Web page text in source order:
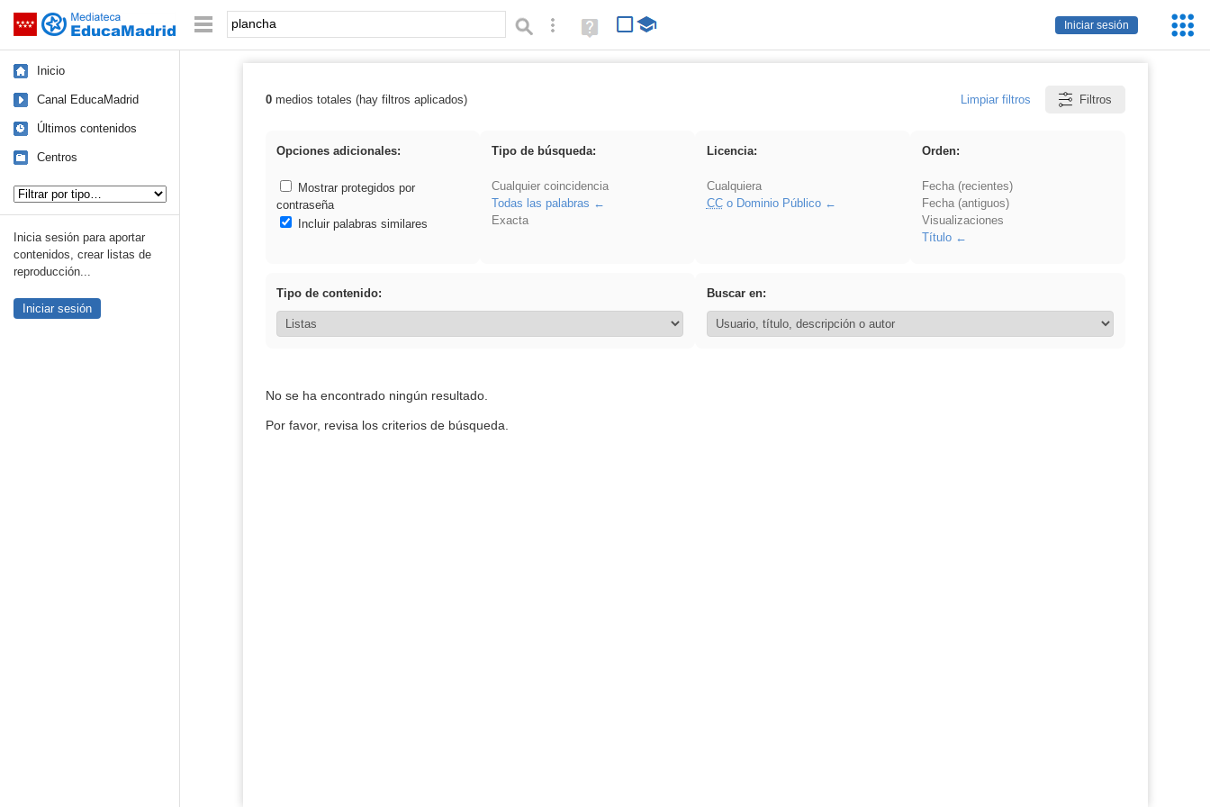
Saltar navegación
Iniciar sesión
Palabra o frase: Búsqueda avanzada
Ayuda
(en
Inicio
Canal EducaMadrid
Últimos contenidos
Centros
Inicia sesión para aportar
contenidos, crear listas de
reproducción...
Iniciar sesión
Resultados de: plancha
0medios totales (hay filtros aplicados) Limpiar filtros Filtros
Opciones adicionales:
Mostrar protegidos por
contraseña
Incluir palabras similares
Tipo de búsqueda:
Cualquier coincidencia
Todas las palabras
Exacta
Licencia:
Cualquiera
CCo Dominio Público
Orden:
Fecha (recientes)
Fecha (antiguos)
Visualizaciones
Título
Tipo de contenido: Buscar en:
No se ha encontrado ningún resultado.
Por favor, revisa los criterios de búsqueda.